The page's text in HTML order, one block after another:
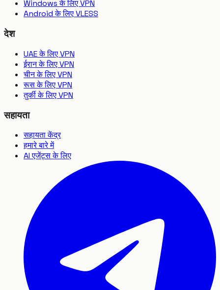
Windows के लिए VPN
Android के लिए VLESS
देश
UAE के लिए VPN
ईरान के लिए VPN
चीन के लिए VPN
रूस के लिए VPN
तुर्की के लिए VPN
सहायता
सहायता केंद्र
हमारे बारे में
AI एजेंट्स के लिए